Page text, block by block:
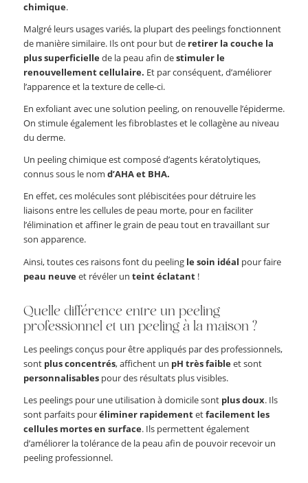
chimique.
Malgré leurs usages variés, la plupart des peelings fonctionnent
de manière similaire. Ils ont pour but de retirer la couche la
plus superficiellede la peau afin destimuler le
renouvellement cellulaire. Et par conséquent, d’améliorer
l’apparence et la texture de celle-ci.
En exfoliant avec une solution peeling, on renouvelle l’épiderme.
On stimule également les fibroblastes et le collagène au niveau
du derme.
Un peeling chimique est composé d’agents kératolytiques,
connus sous le nom d’AHA et BHA.
En effet, ces molécules sont plébiscitées pour détruire les
liaisons entre les cellules de peau morte, pour en faciliter
l’élimination et affiner le grain de peau tout en travaillant sur
son apparence.
Ainsi, toutes ces raisons font du peeling le soin idéal pour faire
peau neuveet révéler un teint éclatant!
Quelle différence entre un peeling
professionnel et un peeling à la maison ?
Les peelings conçus pour être appliqués par des professionnels,
sont plus concentrés, affichent un pH très faibleet sont
personnalisablespour des résultats plus visibles.
Les peelings pour une utilisation à domicile sont plus doux. Ils
sont parfaits pouréliminer rapidementetfacilement les
cellules mortes en surface. Ils permettent également
d’améliorer la tolérance de la peau afin de pouvoir recevoir un
peeling professionnel.